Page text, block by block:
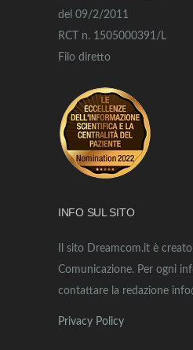
del 09/2/2011
RCT n. 1505000391/L
Filo diretto
INFO SUL SITO
Il sito Dreamcom.it è
Comunicazione. Per ogni
contattare la redazione
Privacy Policy